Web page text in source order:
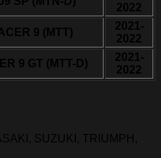
2022
9 (MTT)
2021-
2022
9 GT (MTT-D)
2021-
2022
SUZUKI, TRIUMPH,